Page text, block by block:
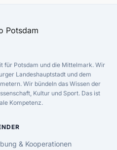
für Potsdam und die Mittelmark. Wir
Landeshauptstadt und dem
Wir bündeln das Wissen der
Kultur und Sport. Das ist
Kompetenz.
& Kooperationen